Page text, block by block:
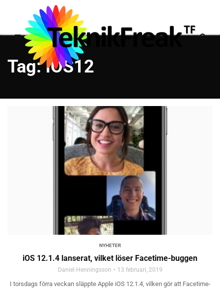
Tag: iOS12
NYHETER
iOS 12.1.4 lanserat, vilket löser Facetime-buggen
Daniel Henningsson 13 februari, 2019
I torsdags förra veckan släppte Apple iOS 12.1.4, vilken gör att Facetime-